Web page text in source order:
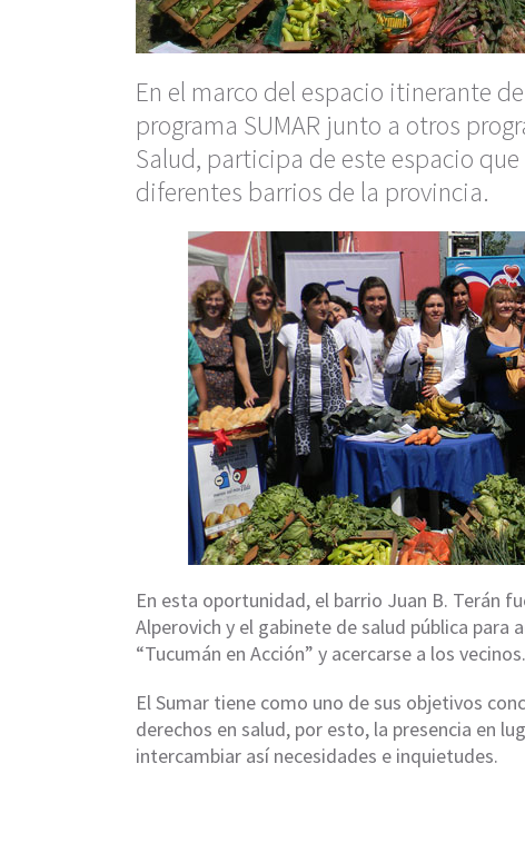
En el marco del espacio itinerante
programa SUMAR junto a otros
Salud, participa de este espacio
diferentes barrios de la provincia.
En esta oportunidad, el barrio Juan B. Terán
Alperovich y el gabinete de salud pública
“Tucumán en Acción” y acercarse a los vecinos.
El Sumar tiene como uno de sus objetivos
derechos en salud, por esto, la presencia en
intercambiar así necesidades e inquietudes.